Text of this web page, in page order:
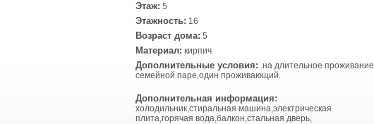
Этаж: 5
Этажность: 16
Возраст дома: 5
Материал: кирпич
Дополнительные условия: .на длительное проживание
семейной паре,один проживающий.
Дополнительная информация:
холодильник,стиральная машина,электрическая
плита,горячая вода,балкон,стальная дверь,